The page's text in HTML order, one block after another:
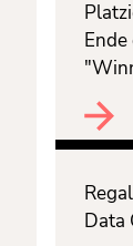
Data